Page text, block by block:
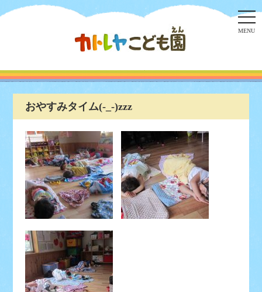
MENU
おやすみタイム(-_-)zzz